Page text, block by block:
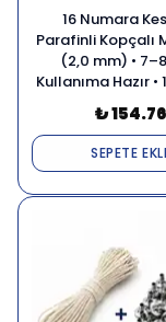
16 Numara
Parafinli Kopçalı
(2,0 mm) •
Kullanıma Hazır •
₺ 154.76
SEPETE